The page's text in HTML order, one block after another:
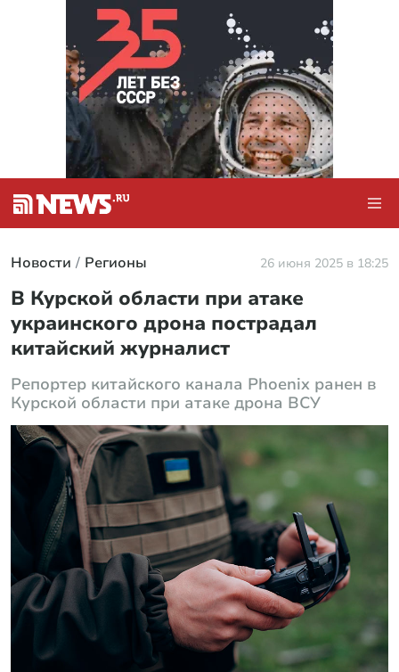
Новости Регионы 26 июня 2025 в 18:25
В Курской области при атаке
украинского дрона пострадал
китайский журналист
Репортер китайского канала Phoenix ранен в
Курской области при атаке дрона ВСУ